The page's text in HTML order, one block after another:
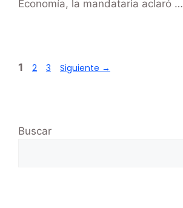
Economía, la mandataria aclaró …
1 2 3 Siguiente →
Buscar